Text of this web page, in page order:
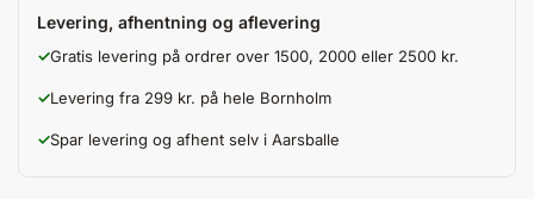
Levering, afhentning og aflevering
✓Gratis levering på ordrer over 1500, 2000 eller 2500 kr.
✓Levering fra 299 kr. på hele Bornholm
✓Spar levering og afhent selv i Aarsballe